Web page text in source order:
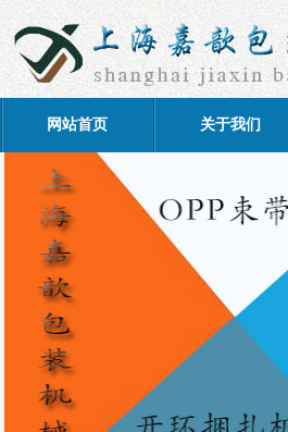
网站首页 关于我们